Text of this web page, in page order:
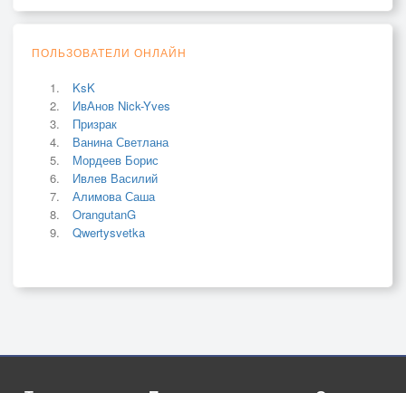
ПОЛЬЗОВАТЕЛИ ОНЛАЙН
KsK
ИвАнов Nick-Yves
Призрак
Ванина Светлана
Мордеев Борис
Ивлев Василий
Алимова Саша
OrangutanG
Qwertysvetka